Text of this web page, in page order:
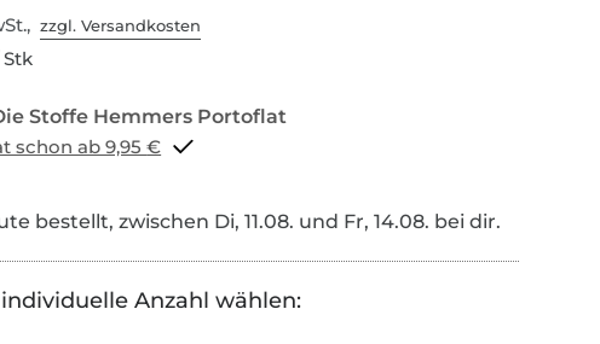
zzgl. Versandkosten
Portoflat schon ab 9,95 €
bestellt, zwischen Di, 11.08. und Fr, 14.08. bei dir.
Anzahl wählen: